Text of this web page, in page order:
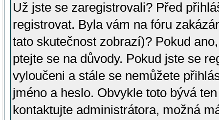
Už jste se zaregistrovali? Před
registrovat. Byla vám na fóru
tato skutečnost zobrazí)? Pokud
ptejte se na důvody. Pokud jste se
vyloučeni a stále se nemůžete
jméno a heslo. Obvykle toto bývá
kontaktujte administrátora, možná